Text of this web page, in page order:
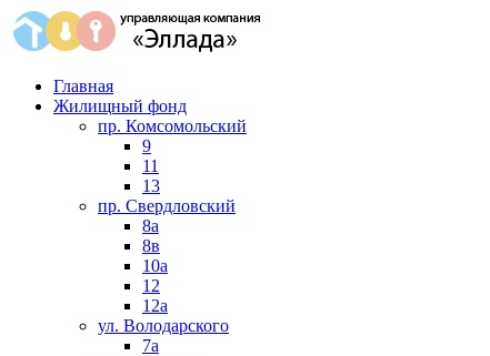
Главная
Жилищный фонд
пр. Комсомольский
9
11
13
пр. Свердловский
8а
8в
10а
12
12а
ул. Володарского
7а